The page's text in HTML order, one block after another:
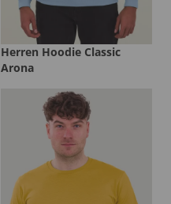
Herren Hoodie Classic
Arona